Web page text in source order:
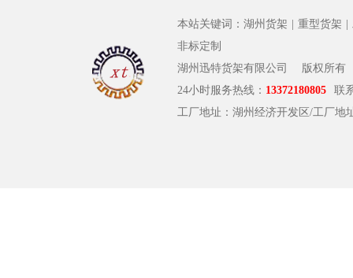
本站关键词： 湖州货架 重型货架
非标定制
湖州迅特货架有限公司
版权所有
24小时服务热线： 13372180805
联
工厂地址：湖州经济开发区/工厂